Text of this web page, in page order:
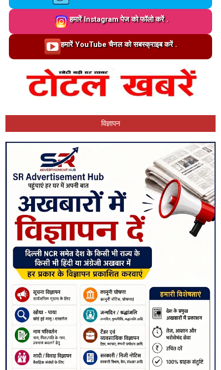
Loading…
हमारें Instagram पेज को फॉलो करें .
Loading…हमारें YouTube चैनल को सबस्क्राइब करें .
विज्ञापन